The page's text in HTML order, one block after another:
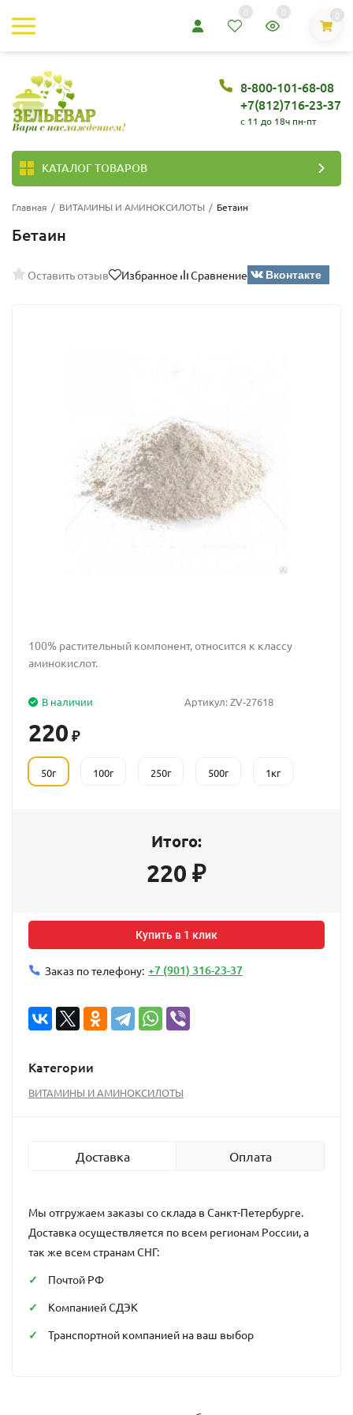
0 0 0
8-800-101-68-08
+7(812)716-23-37
c 11 до 18ч пн-пт
КАТАЛОГ ТОВАРОВ
Главная / ВИТАМИНЫ И АМИНОКСИЛОТЫ / Бетаин
Бетаин
Оставить отзыв Избранное Сравнение Вконтакте
100% растительный компонент, относится к классу
аминокислот.
Артикул:ZV-27618
В наличии
220 ₽
50г 100г 250г 500г 1кг
Итого:
220 ₽
Купить в 1 клик
Заказ по телефону: +7 (901) 316-23-37
Категории
ВИТАМИНЫ И АМИНОКСИЛОТЫ
Доставка Оплата
Мы отгружаем заказы со склада в Санкт-Петербурге.
Доставка осуществляется по всем регионам России, а
так же всем странам СНГ:
Почтой РФ
Компанией СДЭК
Транспортной компанией на ваш выбор